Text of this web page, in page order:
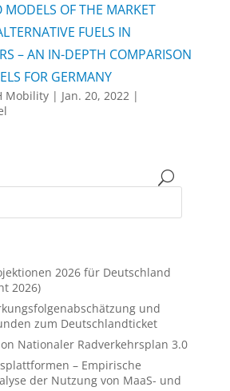
MODELS OF THE MARKET
FUELS IN
– AN IN-DEPTH COMPARISON
FOR GERMANY
Mobility| Jan. 20, 2022|
2026 für Deutschland
2026)
und
zum Deutschlandticket
Nationaler Radverkehrsplan 3.0
– Empirische
der Nutzung von MaaS- und